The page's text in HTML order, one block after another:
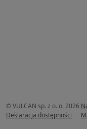
© VULCAN sp. z o. o. 2026
Deklaracja dostępności